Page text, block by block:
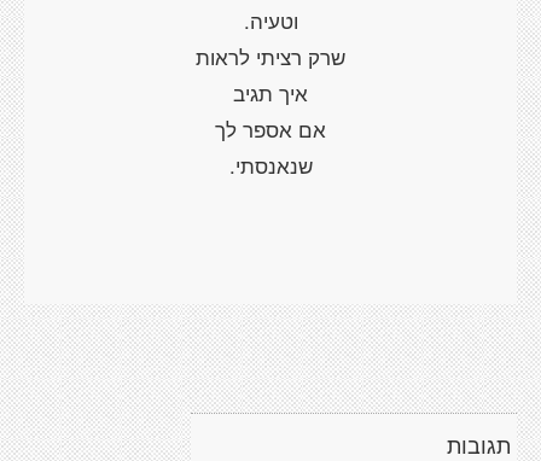
וטעיה.
שרק רציתי לראות
איך תגיב
אם אספר לך
שנאנסתי.
תגובות